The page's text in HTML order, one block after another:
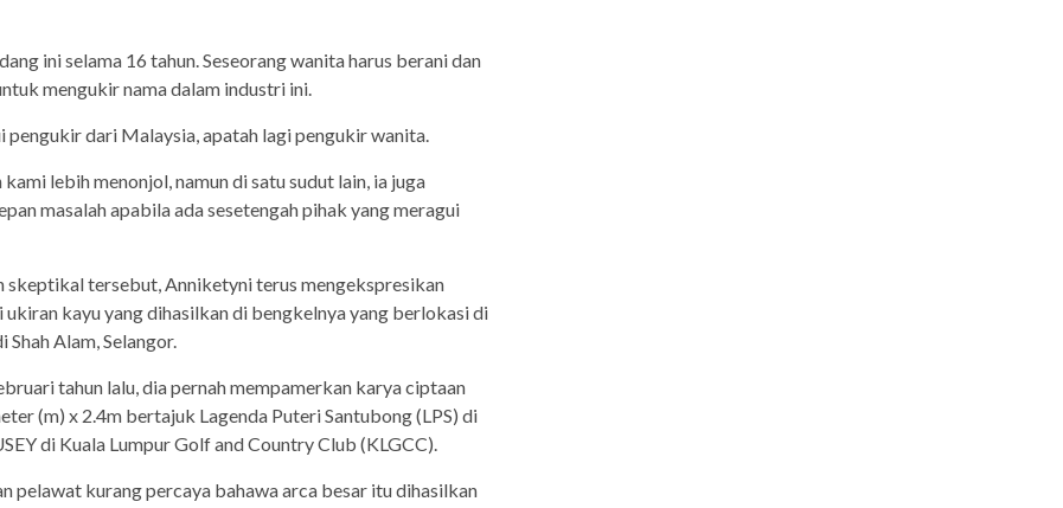
ini selama 16 tahun. Seseorang wanita harus berani dan
mengukir nama dalam industri ini.
pengukir dari Malaysia, apatah lagi pengukir wanita.
lebih menonjol, namun di satu sudut lain, ia juga
masalah apabila ada sesetengah pihak yang meragui
skeptikal tersebut, Anniketyni terus mengekspresikan
ukiran kayu yang dihasilkan di bengkelnya yang berlokasi di
Alam, Selangor.
tahun lalu, dia pernah mempamerkan karya ciptaan
(m) x 2.4m bertajuk Lagenda Puteri Santubong (LPS) di
di Kuala Lumpur Golf and Country Club (KLGCC).
pelawat kurang percaya bahawa arca besar itu dihasilkan